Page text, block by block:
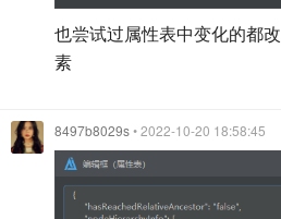
也尝试过属性表中变化的都
素
8497b8029s• 2022-10-20 18:58:45